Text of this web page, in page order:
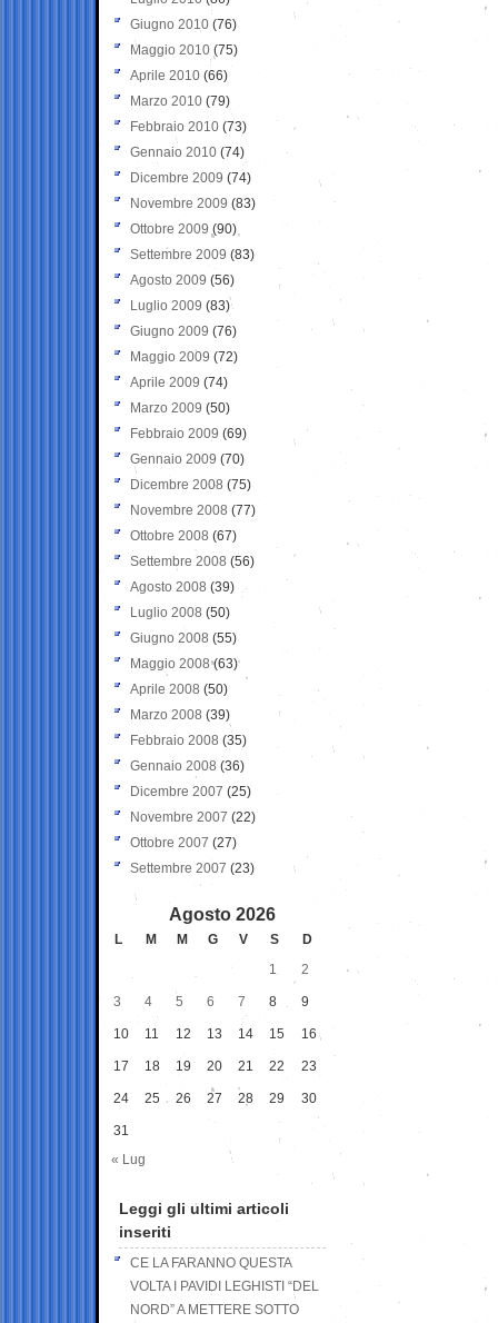
Giugno 2010 (76)
Maggio 2010 (75)
Aprile 2010 (66)
Marzo 2010 (79)
Febbraio 2010 (73)
Gennaio 2010 (74)
Dicembre 2009 (74)
Novembre 2009 (83)
Ottobre 2009 (90)
Settembre 2009 (83)
Agosto 2009 (56)
Luglio 2009 (83)
Giugno 2009 (76)
Maggio 2009 (72)
Aprile 2009 (74)
Marzo 2009 (50)
Febbraio 2009 (69)
Gennaio 2009 (70)
Dicembre 2008 (75)
Novembre 2008 (77)
Ottobre 2008 (67)
Settembre 2008 (56)
Agosto 2008 (39)
Luglio 2008 (50)
Giugno 2008 (55)
Maggio 2008(63)
Aprile 2008 (50)
Marzo 2008 (39)
Febbraio 2008 (35)
Gennaio 2008 (36)
Dicembre 2007 (25)
Novembre 2007 (22)
Ottobre 2007 (27)
Settembre 2007 (23)
Agosto 2026
L M M G V S
D
1
2
3 4 5 6 7 8 9
10 11 12 13 14 15 16
17 18 19 20 21 22 23
24 25 26 27 28 29 30
31
« Lug
Leggi gli ultimi articoli
inseriti
CE LA FARANNO QUESTA
VOLTA I PAVIDI LEGHISTI “DEL
NORD” A METTERE SOTTO